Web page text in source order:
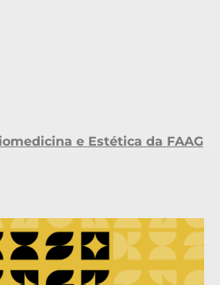
e Estética da FAAG